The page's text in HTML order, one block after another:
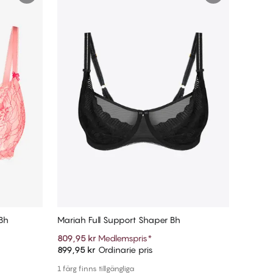
Lägg till i varukorg
Mariah Full Support Shaper Bh
809,95 kr Medlemspris*
899,95 kr Ordinarie pris
1 färg finns tillgängliga